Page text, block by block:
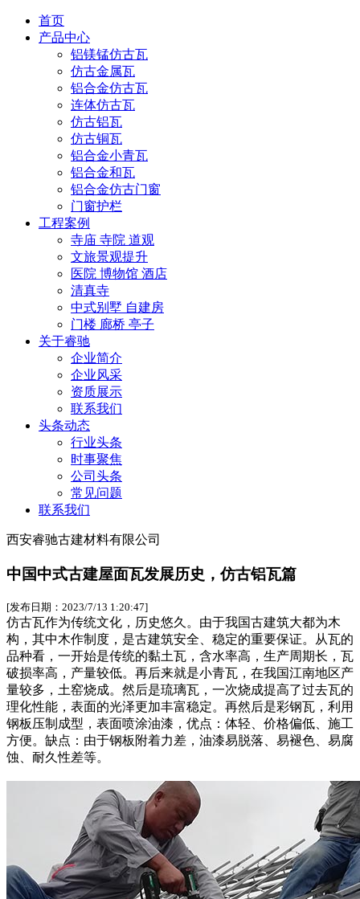
首页
产品中心
铝镁锰仿古瓦
仿古金属瓦
铝合金仿古瓦
连体仿古瓦
仿古铝瓦
仿古铜瓦
铝合金小青瓦
铝合金和瓦
铝合金仿古门窗
门窗护栏
工程案例
寺庙 寺院 道观
文旅景观提升
医院 博物馆 酒店
清真寺
中式别墅 自建房
门楼 廊桥 亭子
关于睿驰
企业简介
企业风采
资质展示
联系我们
头条动态
行业头条
时事聚焦
公司头条
常见问题
联系我们
西安睿驰古建材料有限公司
中国中式古建屋面瓦发展历史，仿古铝瓦篇
[发布日期：2023/7/13 1:20:47]
仿古瓦作为传统文化，历史悠久。由于我国古建筑大都为木
构，其中木作制度，是古建筑安全、稳定的重要保证。从瓦的
品种看，一开始是传统的黏土瓦，含水率高，生产周期长，瓦
破损率高，产量较低。再后来就是小青瓦，在我国江南地区产
量较多，土窑烧成。然后是琉璃瓦，一次烧成提高了过去瓦的
理化性能，表面的光泽更加丰富稳定。再然后是彩钢瓦，利用
钢板压制成型，表面喷涂油漆，优点：体轻、价格偏低、施工
方便。缺点：由于钢板附着力差，油漆易脱落、易褪色、易腐
蚀、耐久性差等。